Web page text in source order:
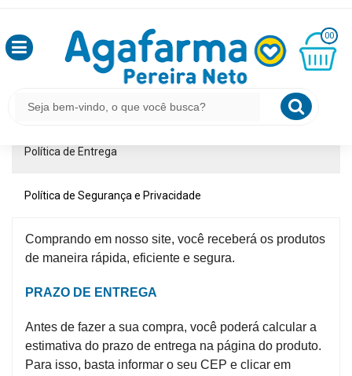
,
SEJA
CADASTRO
MEUS
TODOS
DEPARTAMENTOS
00
R$
0,00
INSTITUCIONAIS
Política de Troca e Devolução
Política de Entrega
Política de Segurança e Privacidade
Comprando em nosso site, você receberá os produtos
de maneira rápida, eficiente e segura.
PRAZO DE ENTREGA
Antes de fazer a sua compra, você poderá calcular a
estimativa do prazo de entrega na página do produto.
Para isso, basta informar o seu CEP e clicar em